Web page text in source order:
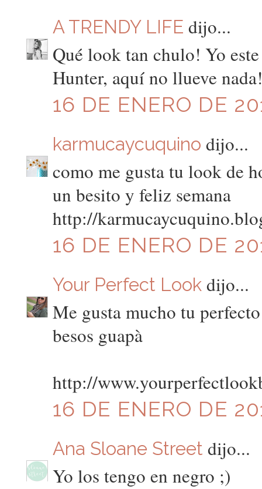
A TRENDY LIFE dijo...
Qué look tan chulo! Yo
Hunter, aquí no llueve
16 DE ENERO DE
karmucaycuquino dijo...
como me gusta tu look de
un besito y feliz semana
http://
16 DE ENERO DE
Your Perfect Lookdijo...
Me gusta mucho tu
besos guapà
http://
16 DE ENERO DE
Ana Sloane Street dijo...
Yo los tengo en negro ;)